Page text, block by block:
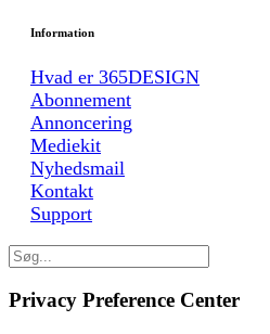
Information
Hvad er 365DESIGN
Abonnement
Annoncering
Mediekit
Nyhedsmail
Kontakt
Support
Privacy Preference Center